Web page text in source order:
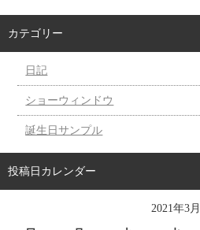
カテゴリー
日記
ショーウィンドウ
誕生日サンプル
投稿日カレンダー
2021年3月